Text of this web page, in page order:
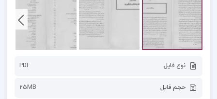
نوع فایل PDF
حجم فایل 25MB